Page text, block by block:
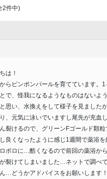
2件中)
は！
らピンポンパールを育てています。
で、怪我になるようなものはないよ
思い、水換えをして様子を見ました
、元気に泳いでいますし尾先が充血
裂けるので、グリーンFゴールド顆
良くなったように感じ1週間で薬浴
ボロに…酷くなるので前回の薬浴か
裂けてしまいました…ネットで調べ
…どうかアドバイスをお願いします！